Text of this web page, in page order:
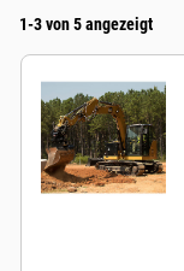
1-3 von 5 angezeigt